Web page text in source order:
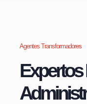
Agentes Transformadores
Expertos